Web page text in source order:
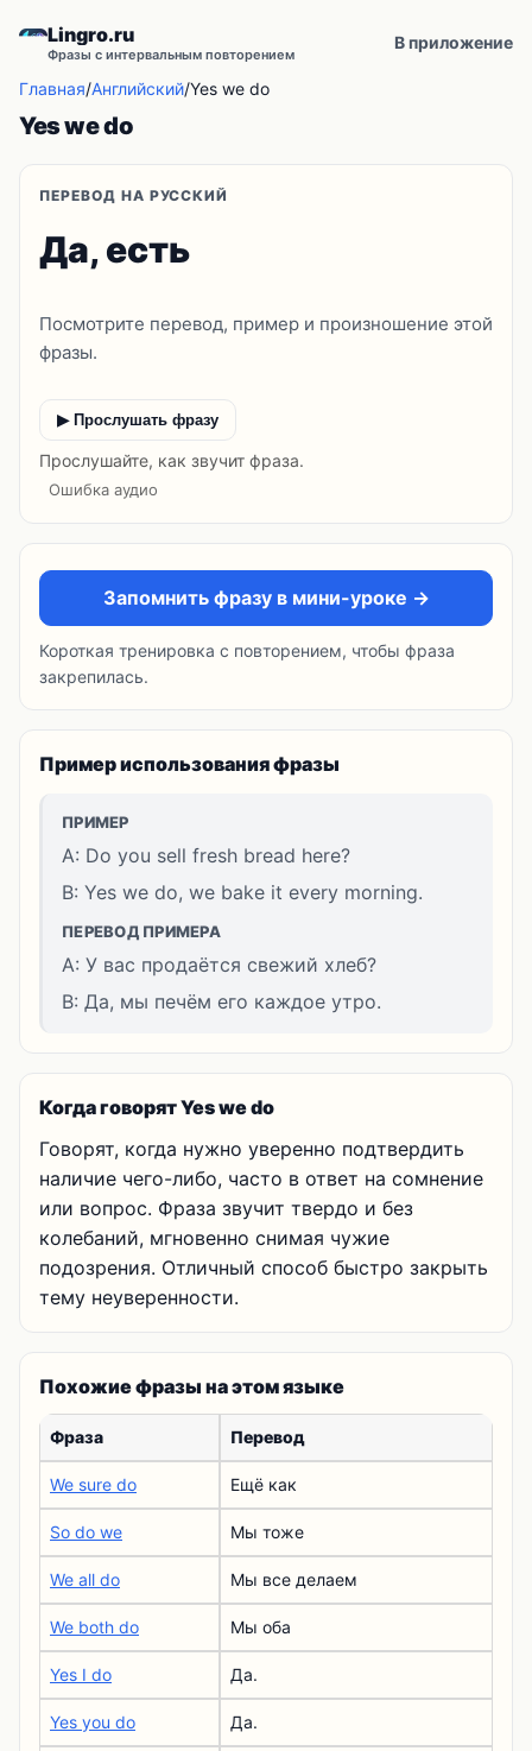
Lingro.ru
Фразы с интервальным повторением
В приложение
Главная/Английский/Yes we do
Yes we do
ПЕРЕВОД НА РУССКИЙ
Да, есть
Посмотрите перевод, пример и произношение этой
фразы.
▶ Прослушать фразу
Прослушайте, как звучит фраза.
Ошибка аудио
Запомнить фразу в мини-уроке →
Короткая тренировка с повторением, чтобы фраза
закрепилась.
Пример использования фразы
ПРИМЕР
A: Do you sell fresh bread here?
B: Yes we do, we bake it every morning.
ПЕРЕВОД ПРИМЕРА
A: У вас продаётся свежий хлеб?
B: Да, мы печём его каждое утро.
Когда говорят Yes we do
Говорят, когда нужно уверенно подтвердить
наличие чего-либо, часто в ответ на сомнение
или вопрос. Фраза звучит твердо и без
колебаний, мгновенно снимая чужие
подозрения. Отличный способ быстро закрыть
тему неуверенности.
Похожие фразы на этом языке
Фраза Перевод
We sure do Ещё как
So do we Мы тоже
We all do Мы все делаем
We both do Мы оба
Yes I do Да.
Yes you do Да.